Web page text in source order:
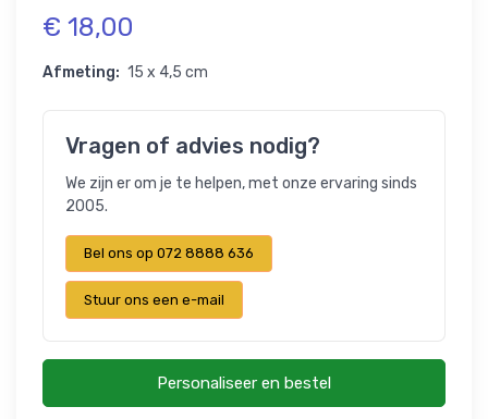
€ 18,00
Afmeting: 15 x 4,5 cm
Vragen of advies nodig?
We zijn er om je te helpen, met onze ervaring sinds
2005.
Bel ons op 072 8888 636
Stuur ons een e-mail
Personaliseer en bestel